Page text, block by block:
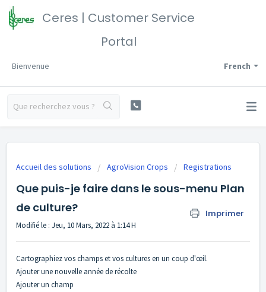
Ceres | Customer Service
Portal
French
Bienvenue
Accueil des solutions AgroVision Crops Registrations
Que puis-je faire dans le sous-menu Plan
de culture?
Imprimer
Modifié le : Jeu, 10 Mars, 2022 à 1:14 H
Cartographiez vos champs et vos cultures en un coup d'œil.
Ajouter une nouvelle année de récolte
Ajouter un champ